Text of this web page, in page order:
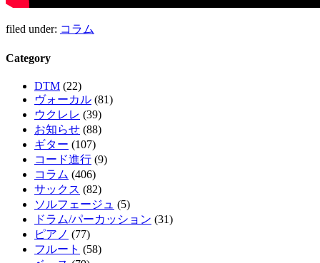
filed under: コラム
Category
DTM (22)
ヴォーカル (81)
ウクレレ (39)
お知らせ (88)
ギター (107)
コード進行 (9)
コラム (406)
サックス (82)
ソルフェージュ (5)
ドラム/パーカッション (31)
ピアノ (77)
フルート (58)